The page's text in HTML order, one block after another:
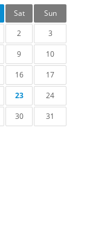
Sat
Sun
2
3
9
10
16
17
23
24
30 31